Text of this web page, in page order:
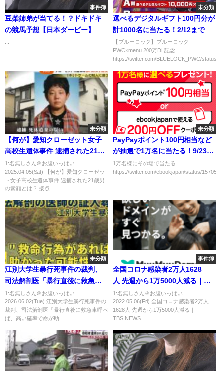
事件簿
豆柴姉弟が当てる！？ドキドキ
の競馬予想【日本ダービー】
未分類
選べるデジタルギフト100円分が
計1000名に当たる！2/12まで
【ブルーロック】ブルーロック
PWC×menu 200万DL記念
https://twitter.com/BLUELOCK_PWC/status...
未分類
【何が】愛知クローゼット女子
高校生遺体事件 逮捕された21歳
男の素顔とは？ 接点はオンライ
ンゲーム？【サン！シャインニ
ュース】
1:名無しさん＠お腹いっぱい
2025.04.05(Sat) 【何が】愛知クローゼッ
ト女子高校生遺体事件 逮捕された21歳男
の素顔とは？ 接点...
未分類
PayPayポイント100円相当など
が抽選で1万名に当たる！9/23ま
で
1万名様にその場で当たる
https://twitter.com/ebookjapan/status/
未分類
江別大学生暴行死事件の裁判、
司法解剖医「暴行直後に救急車
呼べば、高い確率で命が助かっ
たと思う」と証言
1:名無しさん＠お腹いっぱい
2026.06.02(Tue) 江別大学生暴行死事件の
裁判、司法解剖医「暴行直後に救急車呼べ
ば、高い確率で命が助...
事件簿
全国コロナ感染者2万人1628
人 先週から1万5000人減る｜
TBS NEWS DIG
1:名無しさん＠お腹いっぱい
2022.05.06(Fri) 全国コロナ感染者2万人
1628人 先週から1万5000人減る｜
TBS NEWS ...